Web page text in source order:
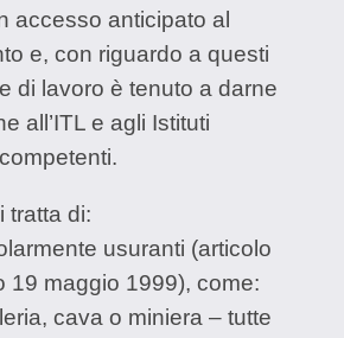
accesso anticipato al
e, con riguardo a questi
di lavoro è tenuto a darne
all’ITL e agli Istituti
tratta di:
usuranti (articolo
19 maggio 1999), come:
cava o miniera – tutte